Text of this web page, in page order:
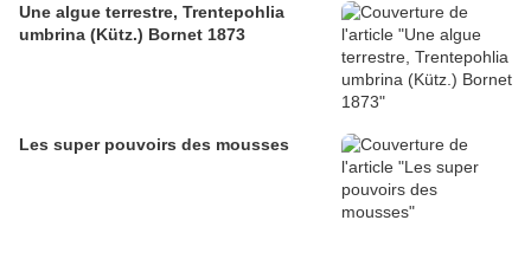
Une algue terrestre, Trentepohlia
umbrina (Kütz.) Bornet 1873
Les super pouvoirs des mousses